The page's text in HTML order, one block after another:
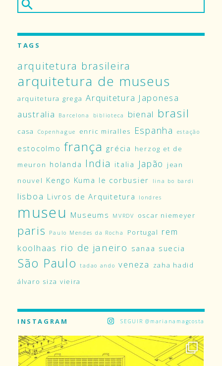
TAGS
arquitetura brasileira
arquitetura de museus
arquitetura grega Arquitetura Japonesa
australia
Barcelona biblioteca bienal brasil
casa Copenhague enric miralles Espanha estação
estocolmo frança grécia
herzog et de
meuron holanda India italia Japão
jean
nouvel Kengo Kuma le corbusier lina bo bardi
lisboa Livros de Arquitetura londres
museu Museums MVRDV oscar niemeyer
paris Paulo Mendes da Rocha Portugal rem
koolhaas rio de janeiro sanaa suecia
São Paulo tadao ando veneza
zaha hadid
álvaro siza vieira
INSTAGRAM SEGUIR @marianamagcosta